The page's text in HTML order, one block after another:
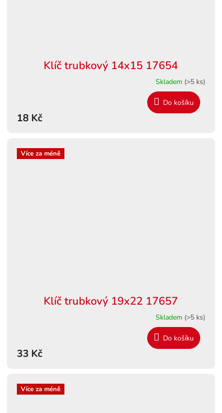
Klíč trubkový 14x15 17654
Skladem (>5 ks)
18 Kč
Do košíku
Více za méně
Klíč trubkový 19x22 17657
Skladem (>5 ks)
33 Kč
Do košíku
Více za méně